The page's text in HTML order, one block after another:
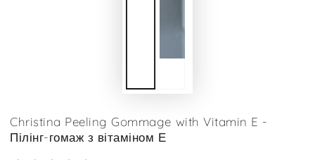
Christina Peeling Gommage with Vitamin E -
Пілінг-гомаж з вітаміном Е